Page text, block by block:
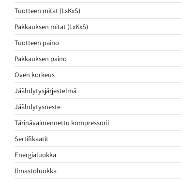
Tuotteen mitat (LxKxS)
Pakkauksen mitat (LxKxS)
Tuotteen paino
Pakkauksen paino
Oven korkeus
Jäähdytysjärjestelmä
Jäähdytysneste
Tärinävaimennettu kompressorii
Sertifikaatit
Energialuokka
Ilmastoluokka